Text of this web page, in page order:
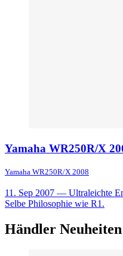
Yamaha WR250R/X
Yamaha WR250R/X 2008
11. Sep 2007 — Ultraleichte
Selbe Philosophie wie R1.
Händler Neuheiten